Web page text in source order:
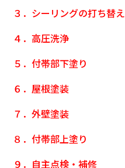
３．シーリングの打ち替え
４．高圧洗浄
５．付帯部下塗り
６．屋根塗装
７．外壁塗装
８．付帯部上塗り
９．自主点検・補修